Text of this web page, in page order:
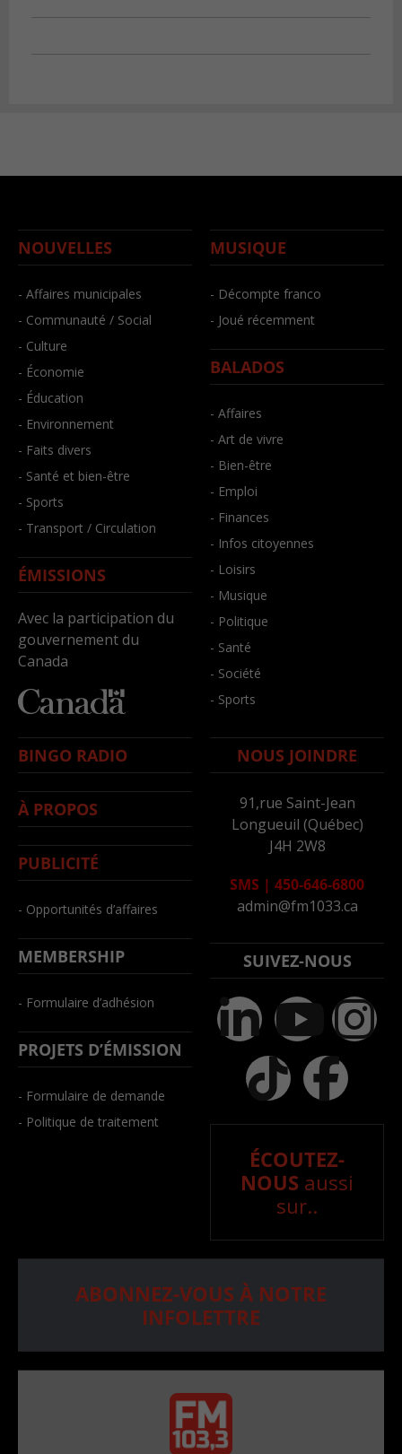
NOUVELLES
- Affaires municipales
- Communauté / Social
- Culture
- Économie
- Éducation
- Environnement
- Faits divers
- Santé et bien-être
- Sports
- Transport / Circulation
ÉMISSIONS
Avec la participation du
gouvernement du
Canada
MUSIQUE
- Décompte franco
- Joué récemment
BALADOS
- Affaires
- Art de vivre
- Bien-être
- Emploi
- Finances
- Infos citoyennes
- Loisirs
- Musique
- Politique
- Santé
- Société
- Sports
BINGO RADIO
À PROPOS
PUBLICITÉ
- Opportunités d’affaires
MEMBERSHIP
- Formulaire d’adhésion
PROJETS D’ÉMISSION
- Formulaire de demande
- Politique de traitement
NOUS JOINDRE
91,rue Saint-Jean
Longueuil (Québec)
J4H 2W8
SMS | 450-646-6800
admin@fm1033.ca
SUIVEZ-NOUS
ÉCOUTEZ-
NOUS aussi
sur..
ABONNEZ-VOUS À NOTRE
INFOLETTRE